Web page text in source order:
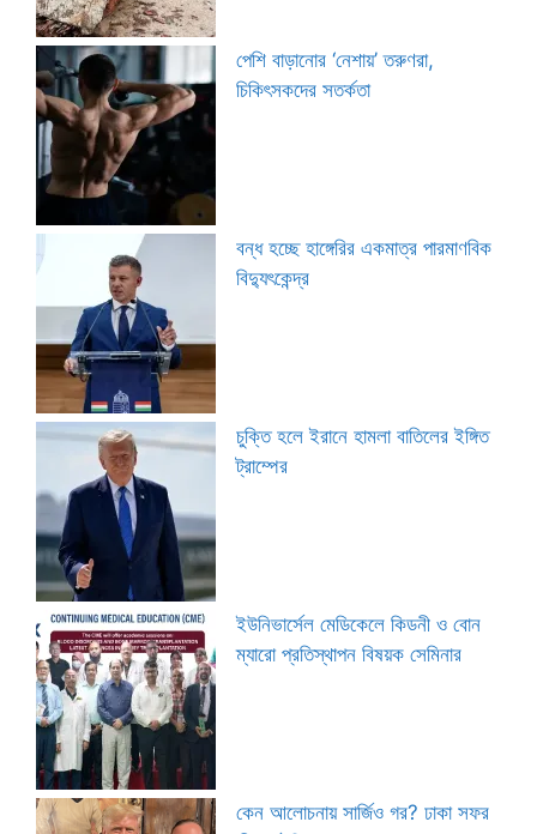
পেশি বাড়ানোর ‘নেশায়’ তরুণরা,
চিকিৎসকদের সতর্কতা
বন্ধ হচ্ছে হাঙ্গেরির একমাত্র পারমাণবিক
বিদ্যুৎকেন্দ্র
চুক্তি হলে ইরানে হামলা বাতিলের ইঙ্গিত
ট্রাম্পের
ইউনিভার্সেল মেডিকেলে কিডনী ও বোন
ম্যারো প্রতিস্থাপন বিষয়ক সেমিনার
কেন আলোচনায় সার্জিও গর? ঢাকা সফর